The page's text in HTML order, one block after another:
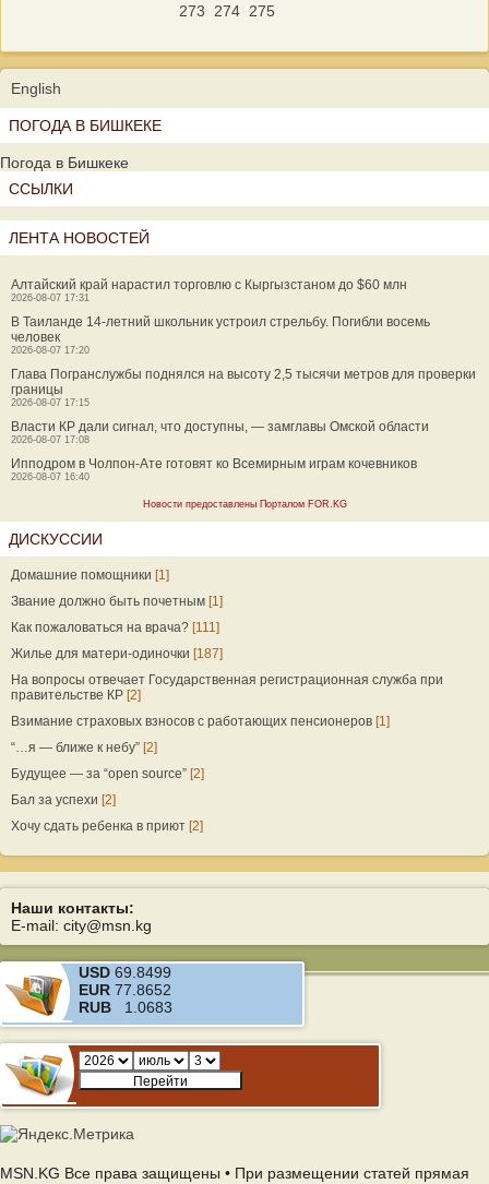
273
274 275
English
ПОГОДА В БИШКЕКЕ
Погода в Бишкеке
ССЫЛКИ
ЛЕНТА НОВОСТЕЙ
Алтайский край нарастил торговлю с Кыргызстаном до $60 млн
2026-08-07 17:31
В Таиланде 14-летний школьник устроил стрельбу. Погибли восемь
человек
2026-08-07 17:20
Глава Погранслужбы поднялся на высоту 2,5 тысячи метров для проверки
границы
2026-08-07 17:15
Власти КР дали сигнал, что доступны, — замглавы Омской области
2026-08-07 17:08
Ипподром в Чолпон-Ате готовят ко Всемирным играм кочевников
2026-08-07 16:40
Новости предоставлены Порталом FOR.KG
ДИСКУССИИ
Домашние помощники [1]
Звание должно быть почетным [1]
Как пожаловаться на врача? [111]
Жилье для матери-одиночки [187]
На вопросы отвечает Государственная регистрационная служба при
правительстве КР [2]
Взимание страховых взносов с работающих пенсионеров [1]
“…я — ближе к небу” [2]
Будущее — за “open source” [2]
Бал за успехи [2]
Хочу сдать ребенка в приют [2]
Наши контакты:
E-mail: city@msn.kg
USD 69.8499
EUR 77.8652
RUB 1.0683
MSN.KG Все права защищены • При размещении статей прямая